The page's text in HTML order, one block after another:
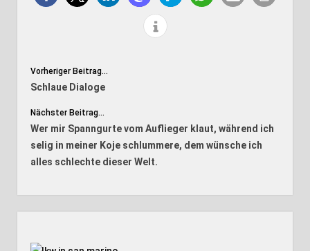
Vorheriger Beitrag...
Schlaue Dialoge
Nächster Beitrag...
Wer mir Spanngurte vom Auflieger klaut, während ich
selig in meiner Koje schlummere, dem wünsche ich
alles schlechte dieser Welt.